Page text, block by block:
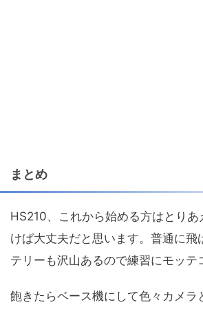
まとめ
HS210、これから始める方はとりあ
けば大丈夫だと思います。普通に飛
テリーも沢山あるので練習にモッテ
飽きたらベース機にして色々カメラ